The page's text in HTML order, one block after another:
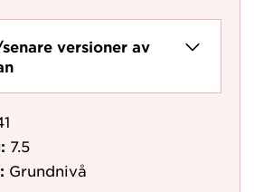
versioner av
7.5
Grundnivå